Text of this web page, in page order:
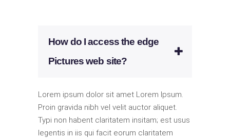
How do I access the edge
Pictures web site?
Lorem ipsum dolor sit amet Lorem Ipsum.
Proin gravida nibh vel velit auctor aliquet.
Typi non habent claritatem insitam; est usus
legentis in iis qui facit eorum claritatem